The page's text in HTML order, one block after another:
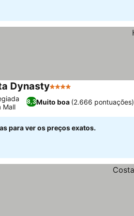
Dynasty4 Estrelas
8,3Muito boa (2.666 pontuações)
Mall
para ver os preços exatos.